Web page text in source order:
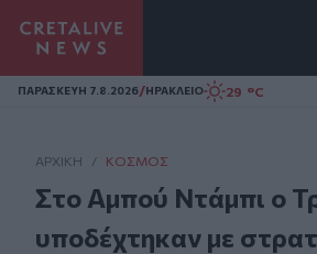
Homepage
ΠΑΡΑΣΚΕΥΗ 7.8.2026/ΗΡΑΚΛΕΙΟ 29 °C
ΑΡΧΙΚΗ / ΚΌΣΜΟΣ
Στο Αμπού Ντάμπι ο
υποδέχτηκαν με